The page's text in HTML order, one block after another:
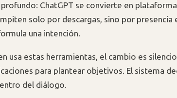
profundo: ChatGPT se convierte en
solo por descargas, sino por presencia
una intención.
usa estas herramientas, el cambio es
para plantear objetivos. El sistema
del diálogo.